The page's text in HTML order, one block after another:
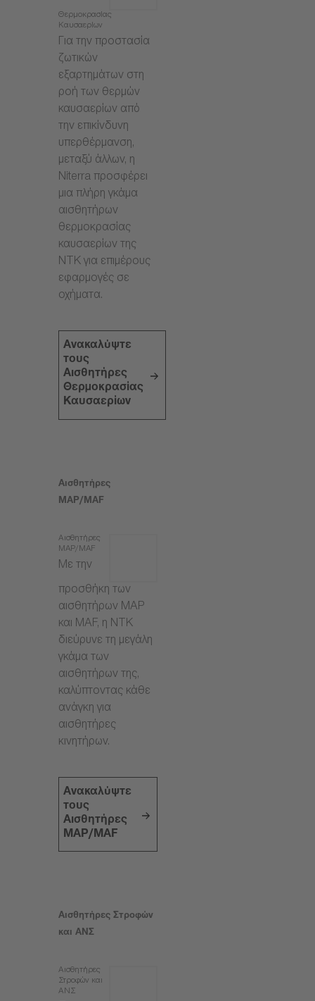
Θερμοκρασίας
Καυσαερίων
Για την προστασία
ζωτικών
εξαρτημάτων στη
ροή των θερμών
καυσαερίων από
την επικίνδυνη
υπερθέρμανση,
μεταξύ άλλων, η
Niterra προσφέρει
μια πλήρη γκάμα
αισθητήρων
θερμοκρασίας
καυσαερίων της
NTK για επιμέρους
εφαρμογές σε
οχήματα.
Ανακαλύψτε
τους
Αισθητήρες
Θερμοκρασίας
Καυσαερίων
Αισθητήρες
MAP/MAF
Αισθητήρες
MAP/MAF
Με την
προσθήκη των
αισθητήρων MAP
και MAF, η NTK
διεύρυνε τη μεγάλη
γκάμα των
αισθητήρων της,
καλύπτοντας κάθε
ανάγκη για
αισθητήρες
κινητήρων.
Ανακαλύψτε
τους
Αισθητήρες
MAP/MAF
Αισθητήρες Στροφών
και ΑΝΣ
Αισθητήρες
Στροφών και
ΑΝΣ